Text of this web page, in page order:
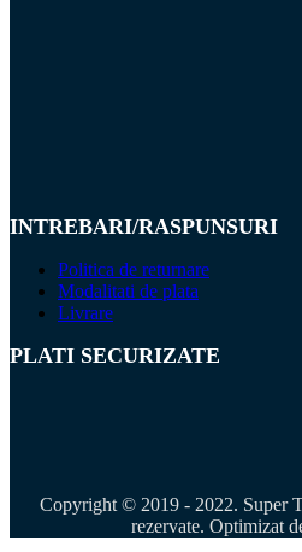
INTREBARI/RASPUNSURI
Politica de returnare
Modalitati de plata
Livrare
PLATI SECURIZATE
Copyright © 2019 - 2022. Super
rezervate. Optimizat